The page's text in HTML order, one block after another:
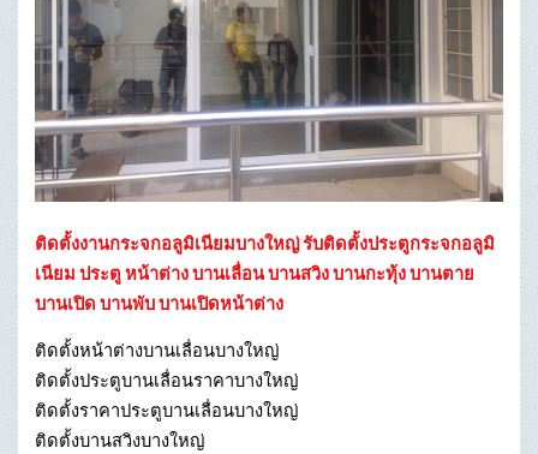
ติดตั้งงานกระจกอลูมิเนียมบางใหญ่ รับติดตั้งประตูกระจกอลูมิ
เนียม ประตู หน้าต่าง บานเลื่อน บานสวิง บานกะทุ้ง บานตาย
บานเปิด บานพับ บานเปิดหน้าต่าง
ติดตั้งหน้าต่างบานเลื่อนบางใหญ่
ติดตั้งประตูบานเลื่อนราคาบางใหญ่
ติดตั้งราคาประตูบานเลื่อนบางใหญ่
ติดตั้งบานสวิงบางใหญ่